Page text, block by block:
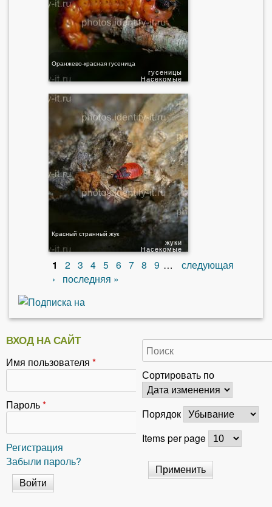
Оранжево-красная гусеница
Насекомые
гусеницы
Красный странный жук
Насекомые
жуки
1 2 3 4 5 6 7 8 9 …
следующая
›
последняя »
ВХОД НА САЙТ
Имя пользователя *
Пароль*
Регистрация
Забыли пароль?
Сортировать по
Порядок
Items per page